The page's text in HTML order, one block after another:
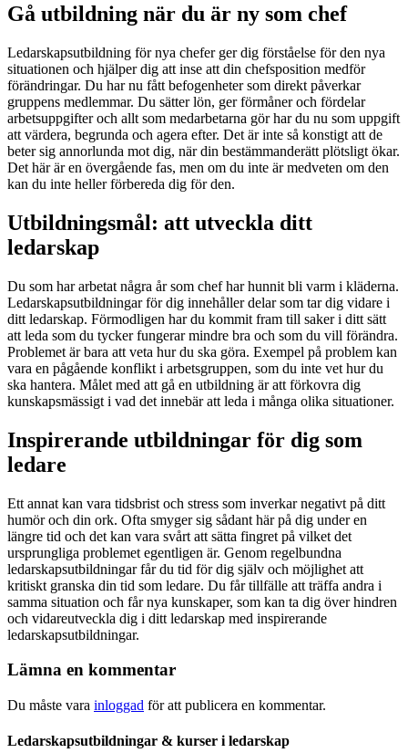
Gå utbildning när du är ny som chef
Ledarskapsutbildning för nya chefer ger dig förståelse för den nya
situationen och hjälper dig att inse att din chefsposition medför
förändringar. Du har nu fått befogenheter som direkt påverkar
gruppens medlemmar. Du sätter lön, ger förmåner och fördelar
arbetsuppgifter och allt som medarbetarna gör har du nu som uppgift
att värdera, begrunda och agera efter. Det är inte så konstigt att de
beter sig annorlunda mot dig, när din bestämmanderätt plötsligt ökar.
Det här är en övergående fas, men om du inte är medveten om den
kan du inte heller förbereda dig för den.
Utbildningsmål: att utveckla ditt
ledarskap
Du som har arbetat några år som chef har hunnit bli varm i kläderna.
Ledarskapsutbildningar för dig innehåller delar som tar dig vidare i
ditt ledarskap. Förmodligen har du kommit fram till saker i ditt sätt
att leda som du tycker fungerar mindre bra och som du vill förändra.
Problemet är bara att veta hur du ska göra. Exempel på problem kan
vara en pågående konflikt i arbetsgruppen, som du inte vet hur du
ska hantera. Målet med att gå en utbildning är att förkovra dig
kunskapsmässigt i vad det innebär att leda i många olika situationer.
Inspirerande utbildningar för dig som
ledare
Ett annat kan vara tidsbrist och stress som inverkar negativt på ditt
humör och din ork. Ofta smyger sig sådant här på dig under en
längre tid och det kan vara svårt att sätta fingret på vilket det
ursprungliga problemet egentligen är. Genom regelbundna
ledarskapsutbildningar får du tid för dig själv och möjlighet att
kritiskt granska din tid som ledare. Du får tillfälle att träffa andra i
samma situation och får nya kunskaper, som kan ta dig över hindren
och vidareutveckla dig i ditt ledarskap med inspirerande
ledarskapsutbildningar.
Lämna en kommentar
Du måste vara inloggad för att publicera en kommentar.
Ledarskapsutbildningar & kurser i ledarskap